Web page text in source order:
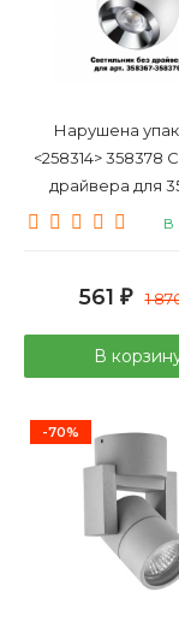
Нарушена
<258314> 358378
драйвера для
358376 Konst
В
561 ₽ 1
В
-70%